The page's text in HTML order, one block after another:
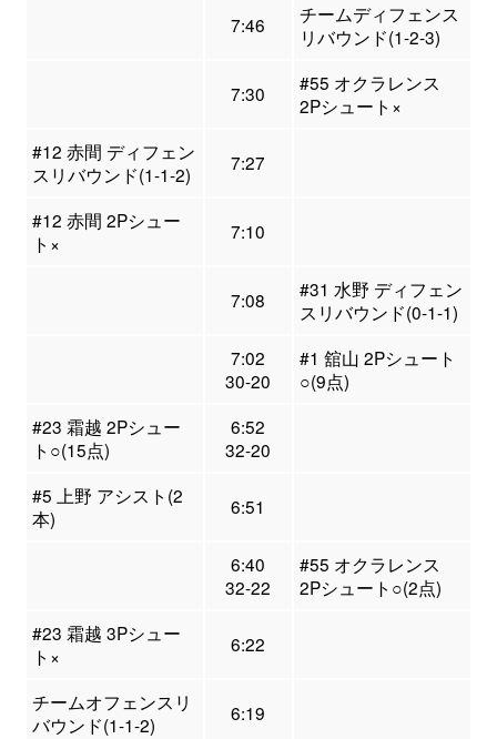
7:46
チームディフェンス
リバウンド(1-2-3)
7:30
#55 オクラレンス
2Pシュート×
#12 赤間 ディフェン
スリバウンド(1-1-2)
7:27
#12 赤間 2Pシュー
ト×
7:10
7:08
#31 水野 ディフェン
スリバウンド(0-1-1)
7:02
30-20
#1 舘山 2Pシュート
○(9点)
#23 霜越 2Pシュー
ト○(15点)
6:52
32-20
#5 上野 アシスト(2
本)
6:51
6:40
32-22
#55 オクラレンス
2Pシュート○(2点)
#23 霜越 3Pシュー
ト×
6:22
チームオフェンスリ
バウンド(1-1-2)
6:19